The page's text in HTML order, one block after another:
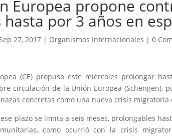
Europea propone
por 3 años en
27, 2017 | Organismos Internacionales |0
(CE) propuso este miércoles prolongar
circulación de la Unión Europea (Schengen),
concretas como una nueva crisis
plazo se limita a seis meses, prolongables
como ocurrió con la crisis